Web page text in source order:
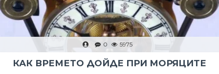
0 5975
КАК ВРЕМЕТО ДОЙДЕ ПРИ МОРЯЦИТЕ